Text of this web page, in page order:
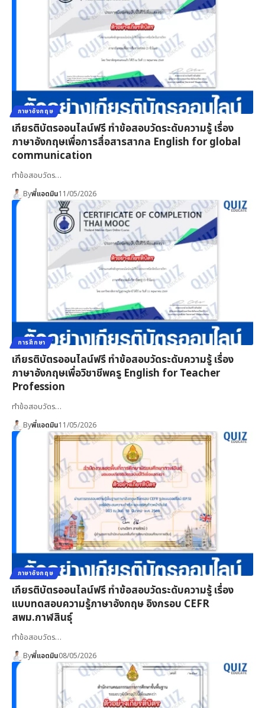
ภาษาอังกฤษ
เกียรติบัตรออนไลน์ฟรี ทำข้อสอบวัดระดับความรู้ เรื่อง
ภาษาอังกฤษเพื่อการสื่อสารสากล English for global
communication
ทำข้อสอบวัดร…
Byพี่แอดมิน11/05/2026
การศึกษา
เกียรติบัตรออนไลน์ฟรี ทำข้อสอบวัดระดับความรู้ เรื่อง
ภาษาอังกฤษเพื่อวิชาชีพครู English for Teacher
Profession
ทำข้อสอบวัดร…
Byพี่แอดมิน11/05/2026
ภาษาอังกฤษ
เกียรติบัตรออนไลน์ฟรี ทำข้อสอบวัดระดับความรู้ เรื่อง
แบบทดสอบความรู้ภาษาอังกฤษ อิงกรอบ CEFR
สพม.กาฬสินธุ์
ทำข้อสอบวัดร…
Byพี่แอดมิน08/05/2026